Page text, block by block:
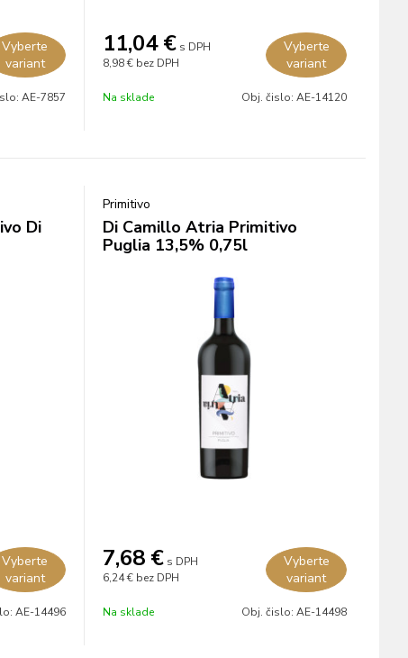
Vyberte
variant
AE-7857
11,04 € s DPH
8,98 € bez DPH
Vyberte
variant
Na sklade Obj. čislo: AE-14120
Di
Vyberte
variant
AE-14496
Primitivo
Di Camillo Atria Primitivo
Puglia 13,5% 0,75l
7,68 € s DPH
6,24 € bez DPH
Vyberte
variant
Na sklade Obj. čislo: AE-14498